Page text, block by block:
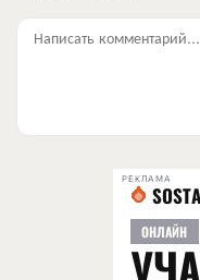
Написать комментарий...
РЕКЛАМА